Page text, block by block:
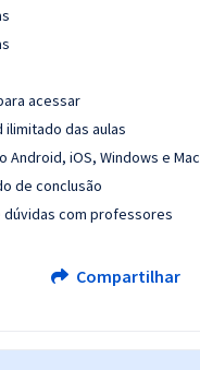
acessar
ilimitado das aulas
Android, iOS, Windows e Mac
de conclusão
dúvidas com professores
Compartilhar